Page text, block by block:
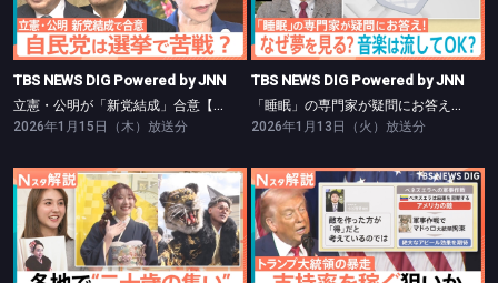
立憲・公明が「新党結成」合意【Nスタ】
TBS NEWS DIG Powered by JNN
立憲・公明が「新党結成」合意【Nスタ】
2026年1月15日（木）放送分
TBS NEWS DIG Powered by JNN
「睡眠」の専門家が疑問にお答え！【Nスタ】
2026年1月13日（火）放送分
TBS NEWS DIG Powered by JNN
振り袖は「ママ振り」がトレンド【Nスタ】
TBS NEWS DIG Powered by JNN
暴走？トランプ氏、背景に中間選挙【Nスタ】